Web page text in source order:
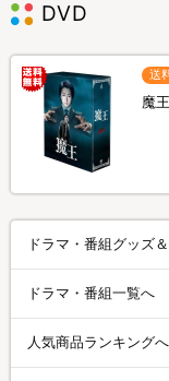
DVD
送
魔
ドラマ・番組グッズ
ドラマ・番組一覧へ
人気商品ランキングへ